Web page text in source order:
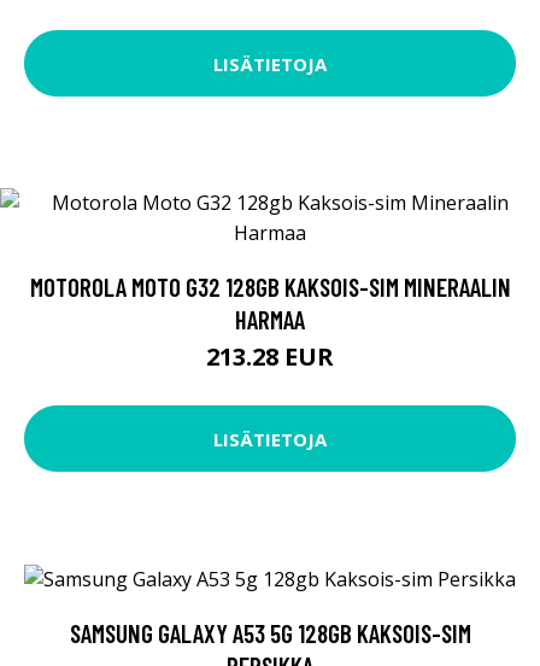
LISÄTIETOJA
MOTOROLA MOTO G32 128GB KAKSOIS-SIM MINERAALIN
HARMAA
213.28 EUR
LISÄTIETOJA
SAMSUNG GALAXY A53 5G 128GB KAKSOIS-SIM